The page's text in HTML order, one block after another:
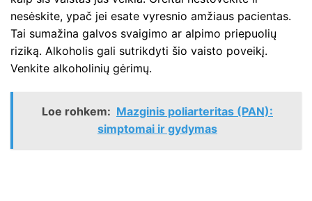
nesėskite, ypač jei esate vyresnio amžiaus pacientas.
Tai sumažina galvos svaigimo ar alpimo priepuolių
riziką. Alkoholis gali sutrikdyti šio vaisto poveikį.
Venkite alkoholinių gėrimų.
Loe rohkem: Mazginis poliarteritas (PAN):
simptomai ir gydymas